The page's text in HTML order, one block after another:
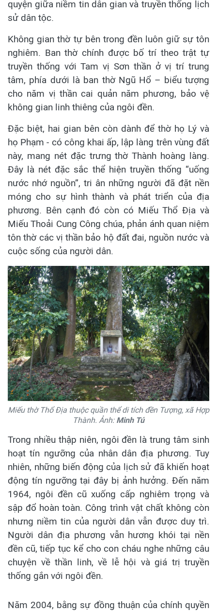
quyện giữa niềm tin dân gian và truyền thống lịch
sử dân tộc.
Không gian thờ tự bên trong đền luôn giữ sự tôn
nghiêm. Ban thờ chính được bố trí theo trật tự
truyền thống với Tam vị Sơn thần ở vị trí trung
tâm, phía dưới là ban thờ Ngũ Hổ – biểu tượng
cho năm vị thần cai quản năm phương, bảo vệ
không gian linh thiêng của ngôi đền.
Đặc biệt, hai gian bên còn dành để thờ họ Lý và
họ Phạm - có công khai ấp, lập làng trên vùng đất
này, mang nét đặc trưng thờ Thành hoàng làng.
Đây là nét đặc sắc thể hiện truyền thống “uống
nước nhớ nguồn”, tri ân những người đã đặt nền
móng cho sự hình thành và phát triển của địa
phương. Bên cạnh đó còn có Miếu Thổ Địa và
Miếu Thoải Cung Công chúa, phản ánh quan niệm
tôn thờ các vị thần bảo hộ đất đai, nguồn nước và
cuộc sống của người dân.
Miếu thờ Thổ Địa thuộc quần thể di tích đền Tượng, xã Hợp
Thành. Ảnh: Minh Tú
Trong nhiều thập niên, ngôi đền là trung tâm sinh
hoạt tín ngưỡng của nhân dân địa phương. Tuy
nhiên, những biến động của lịch sử đã khiến hoạt
động tín ngưỡng tại đây bị ảnh hưởng. Đến năm
1964, ngôi đền cũ xuống cấp nghiêm trọng và
sập đổ hoàn toàn. Công trình vật chất không còn
nhưng niềm tin của người dân vẫn được duy trì.
Người dân địa phương vẫn hương khói tại nền
đền cũ, tiếp tục kể cho con cháu nghe những câu
chuyện về thần linh, về lễ hội và giá trị truyền
thống gắn với ngôi đền.
Năm 2004, bằng sự đồng thuận của chính quyền